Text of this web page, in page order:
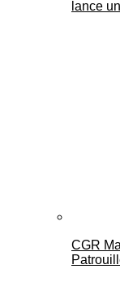
lance
CGR